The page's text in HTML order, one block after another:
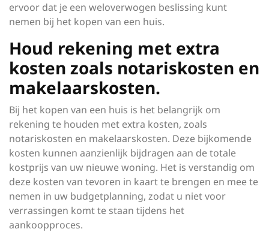
ervoor dat je een weloverwogen beslissing kunt
nemen bij het kopen van een huis.
Houd rekening met extra
kosten zoals notariskosten en
makelaarskosten.
Bij het kopen van een huis is het belangrijk om
rekening te houden met extra kosten, zoals
notariskosten en makelaarskosten. Deze bijkomende
kosten kunnen aanzienlijk bijdragen aan de totale
kostprijs van uw nieuwe woning. Het is verstandig om
deze kosten van tevoren in kaart te brengen en mee te
nemen in uw budgetplanning, zodat u niet voor
verrassingen komt te staan tijdens het
aankoopproces.